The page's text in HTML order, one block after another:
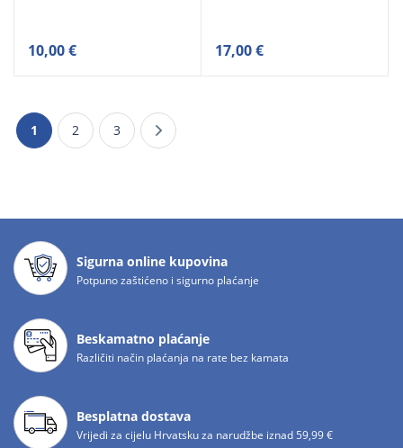
10,00 € 17,00 €
1 2 3
Sigurna online kupovina
Potpuno zaštićeno i sigurno plaćanje
Beskamatno plaćanje
Različiti način plaćanja na rate bez kamata
Besplatna dostava
Vrijedi za cijelu Hrvatsku za narudžbe iznad 59,99 €